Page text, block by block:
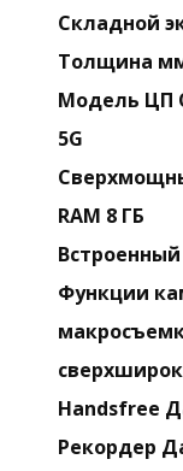
Складной
Толщина
Модель ЦП
5G
RAM 8 ГБ
Функции
Handsfree
Рекордер